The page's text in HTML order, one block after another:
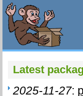
Latest
2025-11-27: